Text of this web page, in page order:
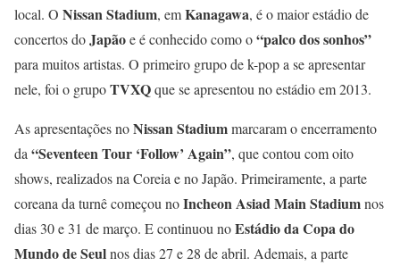
local. O Nissan Stadium, emKanagawa, é o maior estádio de
concertos doJapãoe é conhecido como o“palco dos sonhos”
para muitos artistas. O primeiro grupo de k-pop a se apresentar
nele, foi o grupoTVXQque se apresentou no estádio em 2013.
As apresentações noNissan Stadiummarcaram o encerramento
da “Seventeen Tour ‘Follow’ Again”, que contou com oito
shows, realizados na Coreia e no Japão. Primeiramente, a parte
coreana da turnê começou noIncheon Asiad Main Stadiumnos
dias 30 e 31 de março. E continuou noEstádio da Copa do
Mundo de Seulnos dias 27 e 28 de abril. Ademais, a parte